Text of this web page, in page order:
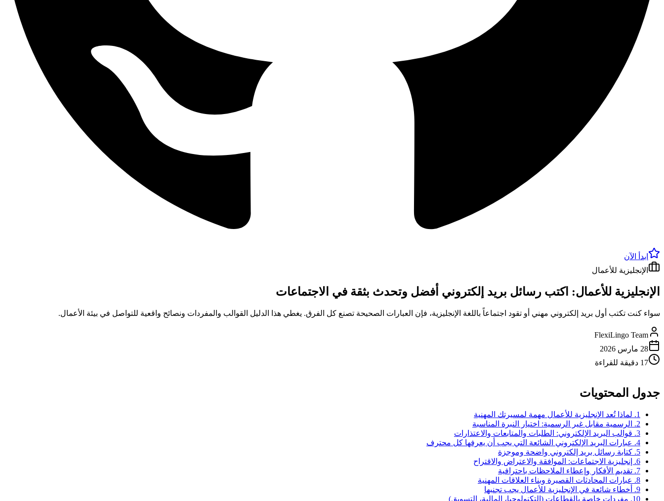
ابدأ الآن
الإنجليزية للأعمال
الإنجليزية للأعمال: اكتب رسائل بريد إلكتروني أفضل وتحدث بثقة في الاجتماعات
سواء كنت تكتب أول بريد إلكتروني مهني أو تقود اجتماعاً باللغة الإنجليزية، فإن العبارات الصحيحة تصنع كل الفرق. يغطي هذا الدليل القوالب والمفردات ونصائح واقعية للتواصل في بيئة الأعمال.
FlexiLingo Team
28 مارس 2026
17 دقيقة للقراءة
جدول المحتويات
1. لماذا تُعد الإنجليزية للأعمال مهمة لمسيرتك المهنية
2. الرسمية مقابل غير الرسمية: اختيار النبرة المناسبة
3. قوالب البريد الإلكتروني: الطلبات والمتابعات والاعتذارات
4. عبارات البريد الإلكتروني الشائعة التي يجب أن يعرفها كل محترف
5. كتابة رسائل بريد إلكتروني واضحة وموجزة
6. إنجليزية الاجتماعات: الموافقة والاعتراض والاقتراح
7. تقديم الأفكار وإعطاء الملاحظات باحترافية
8. عبارات المحادثات القصيرة وبناء العلاقات المهنية
9. أخطاء شائعة في الإنجليزية للأعمال يجب تجنبها
10. مفردات خاصة بالقطاعات (التكنولوجيا، المالية، التسويق)